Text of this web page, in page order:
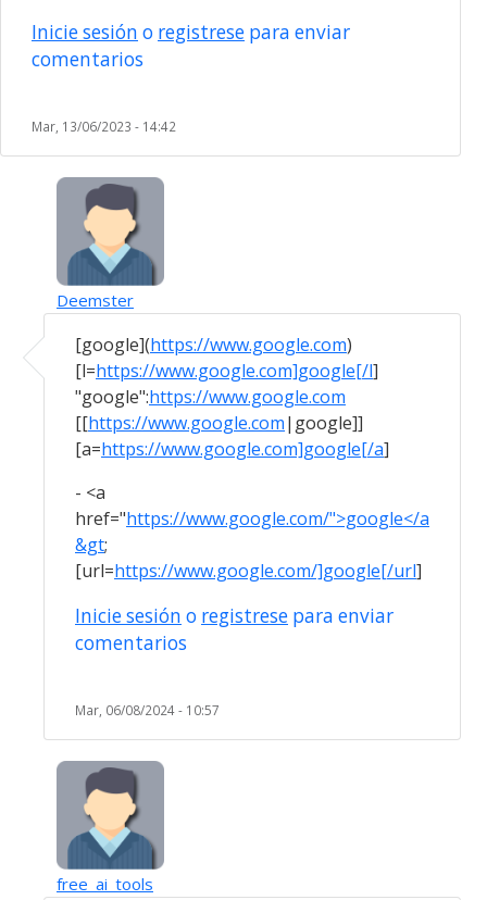
Inicie sesión o registrese para enviar
comentarios
Mar, 13/06/2023 - 14:42
Deemster
[google](https://www.google.com)
[l=https://www.google.com]google[/l]
"google":https://www.google.com
[[https://www.google.com|google]]
[a=https://www.google.com]google[/a]
- <a
href="https://www.google.com/">google</a
&gt;
[url=https://www.google.com/]google[/url]
Inicie sesión o registrese para enviar
comentarios
Mar, 06/08/2024 - 10:57
free_ai_tools